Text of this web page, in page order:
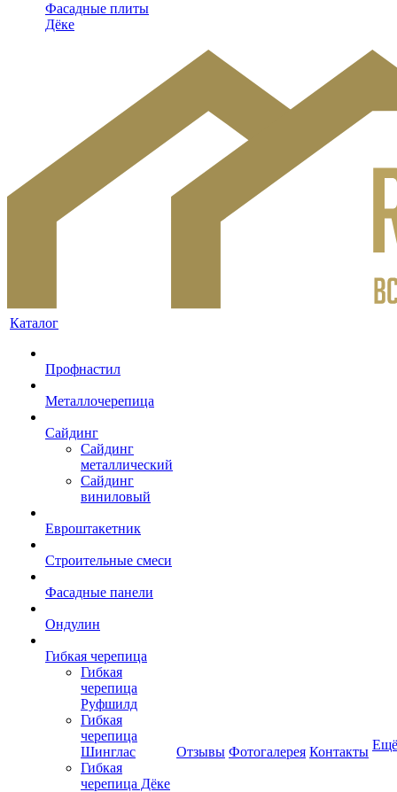
Фасадные плиты
Дёке
Каталог
Профнастил
Металлочерепица
Сайдинг
Сайдинг
металлический
Сайдинг
виниловый
Евроштакетник
Строительные смеси
Фасадные панели
Ондулин
Гибкая черепица
Гибкая
черепица
Руфшилд
Гибкая
черепица
Шинглас
Гибкая
черепица Дёке
Отзывы Фотогалерея Контакты Ещё